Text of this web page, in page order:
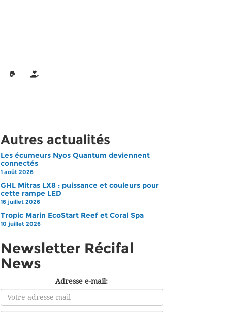
Autres actualités
Les écumeurs Nyos Quantum deviennent
connectés
1 août 2026
GHL Mitras LX8 : puissance et couleurs pour
cette rampe LED
16 juillet 2026
Tropic Marin EcoStart Reef et Coral Spa
10 juillet 2026
Newsletter Récifal
News
Adresse e-mail: